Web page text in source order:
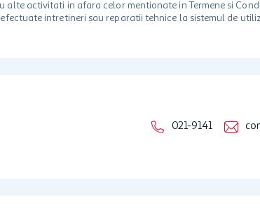
activitati in afara celor mentionate in Termene si
intretineri sau reparatii tehnice la sistemul de
021-9141